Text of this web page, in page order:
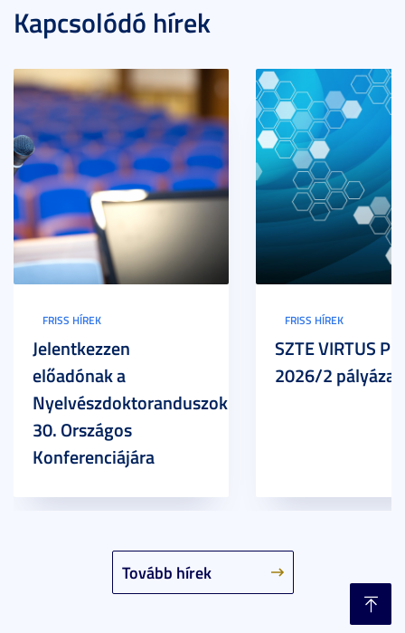
Kapcsolódó hírek
Tovább hírek
FRISS HÍREK
Jelentkezzen
előadónak a
Nyelvészdoktoranduszok
30. Országos
Konferenciájára
FRISS HÍREK
SZTE VIRTUS
2026/2